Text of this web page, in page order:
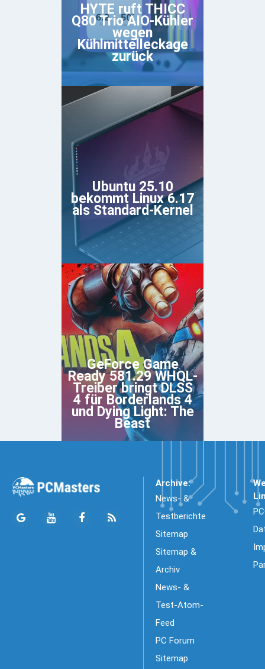
HYTE ruft THICC
Q80 Trio AIO-Kühler
wegen
Kühlmittelleckage
zurück
Ubuntu 25.10
bekommt Linux 6.17
als Standard-Kernel
GeForce Game
Ready 581.29 WHQL-
Treiber bringt DLSS
4 für Borderlands 4
und Dying Light: The
Beast
Archive:
News- &
Testberichte
Sitemap
Sitemap &
Archiv
News- &
Test-Atom-
Feed
PC Forum
Sitemap